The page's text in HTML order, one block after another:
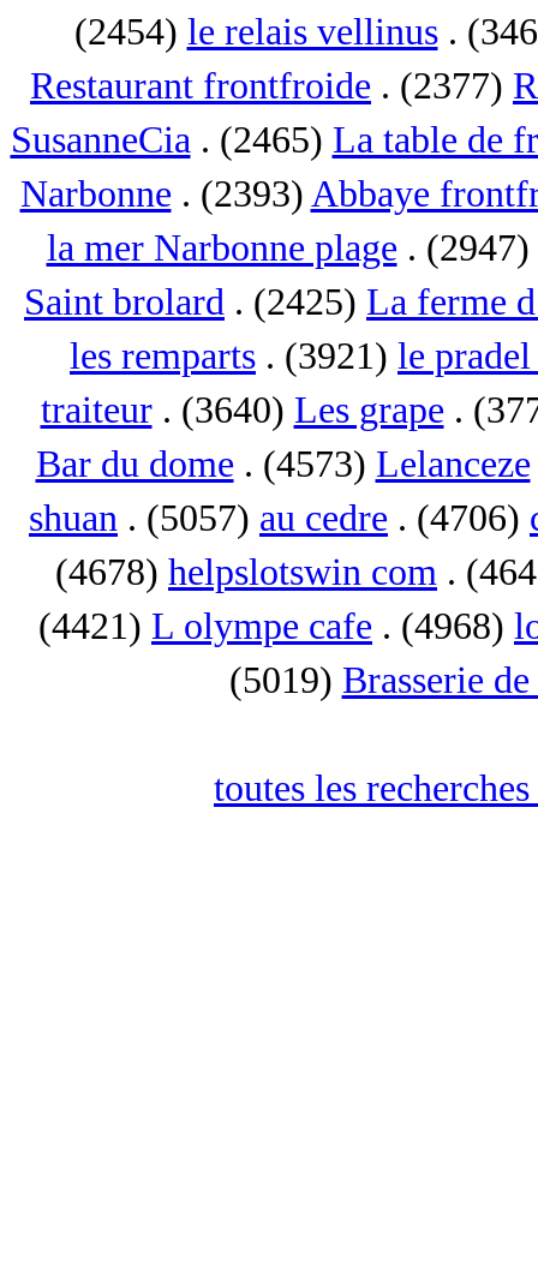
(2454) le relais vellinus.
Restaurant frontfroide . (2377)
SusanneCia. (2465) La table de
Narbonne . (2393) Abbaye
la mer Narbonne plage . (2947)
Saint brolard . (2425) La ferme
les remparts . (3921) le
traiteur. (3640) Les grape .
Bar du dome . (4573) Lelanceze
shuan . (5057) au cedre . (4706)
(4678) helpslotswin com .
(4421) L olympe cafe . (4968)
(5019) Brasserie
toutes les